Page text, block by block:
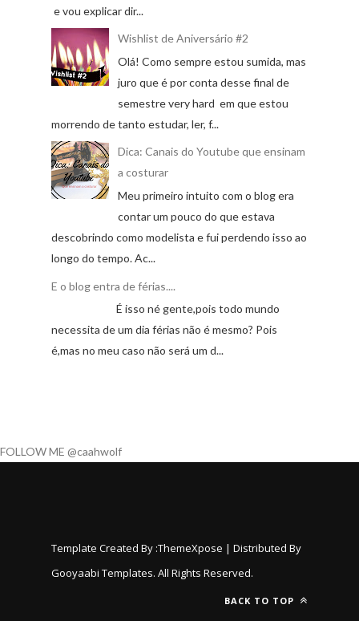
e vou explicar dir...
Wishlist de Aniversário #2
Olá! Como sempre estou sumida, mas
juro que é por conta desse final de
semestre very hard em que estou
morrendo de tanto estudar, ler, f...
Dica: Canais do Youtube que ensinam
a costurar
Meu primeiro intuito com o blog era
contar um pouco do que estava
descobrindo como modelista e fui perdendo isso ao
longo do tempo. Ac...
E o blog entra de férias....
É isso né gente,pois todo mundo
necessita de um dia férias não é mesmo? Pois
é,mas no meu caso não será um d...
FOLLOW ME @caahwolf
Template Created By :ThemeXpose | Distributed By
Gooyaabi Templates. All Rights Reserved.
BACK TO TOP